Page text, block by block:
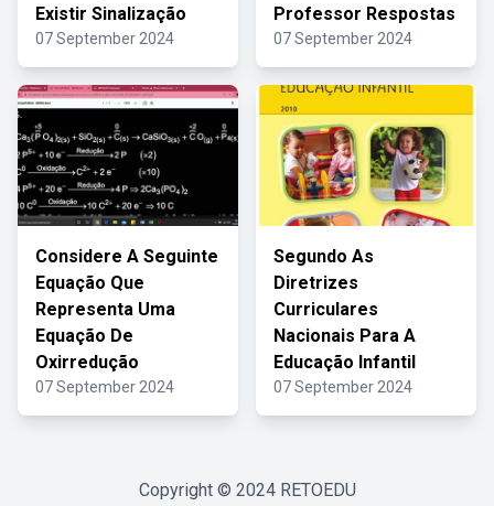
Existir Sinalização
07 September 2024
Professor Respostas
07 September 2024
Considere A Seguinte
Equação Que
Representa Uma
Equação De
Oxirredução
07 September 2024
Segundo As
Diretrizes
Curriculares
Nacionais Para A
Educação Infantil
07 September 2024
Copyright © 2024 RETOEDU